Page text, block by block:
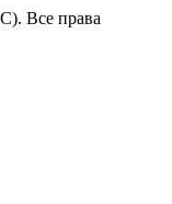
Все права